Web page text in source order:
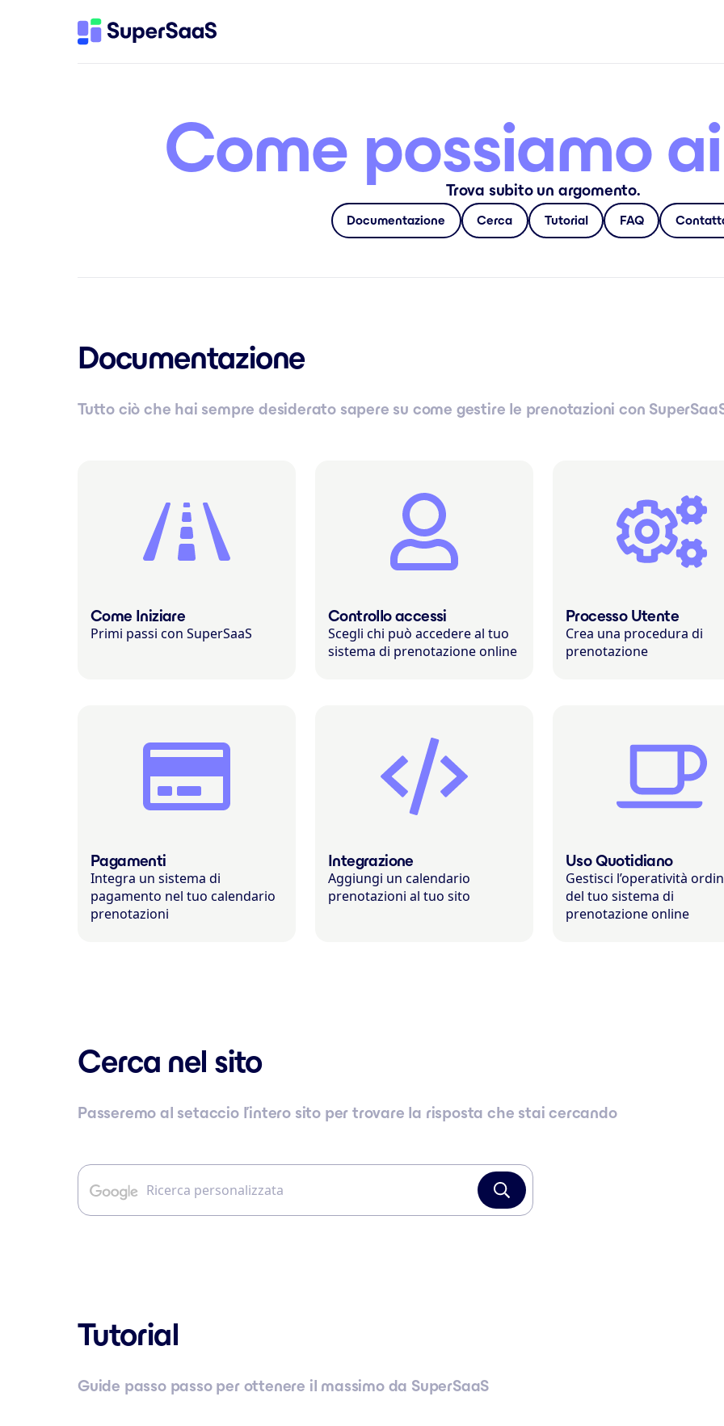
Come possiamo
Trova subito un argomento.
Documentazione Cerca Tutorial FAQ
Documentazione
Tutto ciò che hai sempre desiderato sapere su come gestire le prenotazioni con
Come Iniziare
Primi passi con SuperSaaS
Controllo accessi
Scegli chi può accedere al tuo
sistema di prenotazione online
Processo Utente
Crea una procedura di
prenotazione
Pagamenti
Integra un sistema di
pagamento nel tuo calendario
prenotazioni
Integrazione
Aggiungi un calendario
prenotazioni al tuo sito
Uso Quotidiano
Gestisci l’operatività
del tuo sistema di
prenotazione online
Cerca nel sito
Passeremo al setaccio l’intero sito per trovare la risposta che stai cercando
Tutorial
Guide passo passo per ottenere il massimo da SuperSaaS